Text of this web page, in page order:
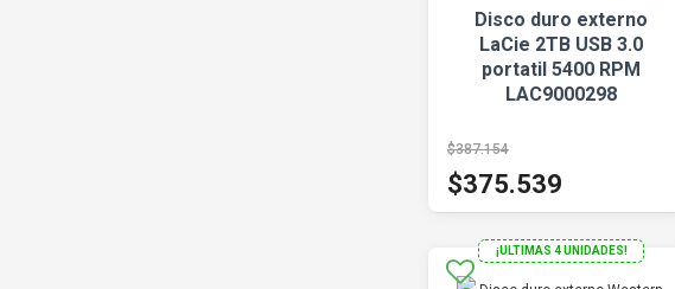
Disco duro externo
LaCie 2TB USB 3.0
portatil 5400 RPM
LAC9000298
$387.154
$375.539
¡ULTIMAS 4 UNIDADES!